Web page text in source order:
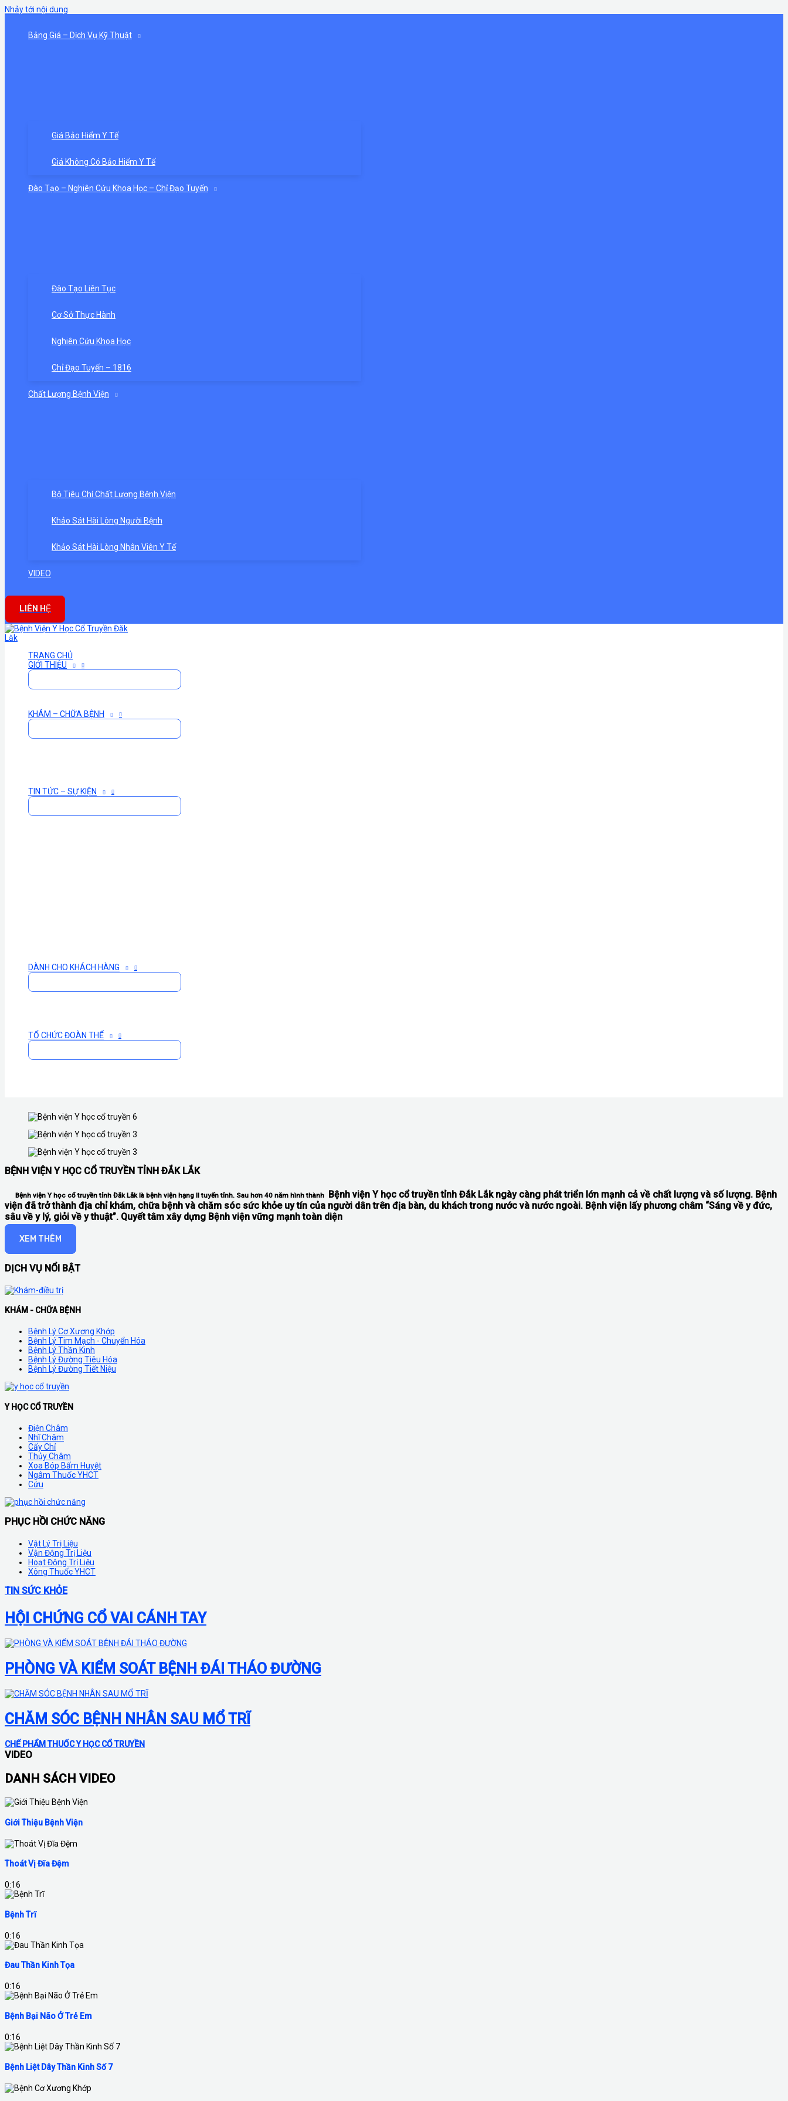
Nhảy tới nội dung
Bảng Giá – Dịch Vụ Kỹ Thuật
Giá Bảo Hiểm Y Tế
Giá Không Có Bảo Hiểm Y Tế
Đào Tạo – Nghiên Cứu Khoa Học – Chỉ Đạo Tuyến
Đào Tạo Liên Tục
Cơ Sở Thực Hành
Nghiên Cứu Khoa Học
Chỉ Đạo Tuyến – 1816
Chất Lượng Bệnh Viện
Bộ Tiêu Chí Chất Lượng Bệnh Viện
Khảo Sát Hài Lòng Người Bệnh
Khảo Sát Hài Lòng Nhân Viên Y Tế
VIDEO
LIÊN HỆ
TRANG CHỦ
GIỚI THIỆU
KHÁM – CHỮA BỆNH
TIN TỨC – SỰ KIỆN
DÀNH CHO KHÁCH HÀNG
TỔ CHỨC ĐOÀN THỂ
BỆNH VIỆN Y HỌC CỔ TRUYỀN TỈNH ĐẮK LẮK
Bệnh viện Y học cổ truyền tỉnh Đắk Lắk là bệnh viện hạng II tuyến tỉnh. Sau hơn 40 năm hình thành Bệnh viện Y học cổ truyền tỉnh Đắk Lắkngày càng phát triển lớn mạnh cả về chất lượng và số lượng. Bệnh
viện đã trở thành địa chỉ khám, chữa bệnh và chăm sóc sức khỏe uy tín của người dân trên địa bàn, du khách trong nước và nước ngoài. Bệnh viện lấy phương châm “Sáng về y đức,
sâu về y lý, giỏi về y thuật”. Quyết tâm xây dựng Bệnh viện vững mạnh toàn diện
XEM THÊM
DỊCH VỤ NỔI BẬT
KHÁM - CHỮA BỆNH
Bệnh Lý Cơ Xương Khớp
Bệnh Lý Tim Mạch - Chuyển Hóa
Bệnh Lý Thần Kinh
Bệnh Lý Đường Tiêu Hóa
Bệnh Lý Đường Tiết Niệu
Y HỌC CỔ TRUYỀN
Điện Châm
Nhĩ Châm
Cấy Chỉ
Thủy Châm
Xoa Bóp Bấm Huyệt
Ngâm Thuốc YHCT
Cứu
PHỤC HỒI CHỨC NĂNG
Vật Lý Trị Liệu
Vận Động Trị Liệu
Hoạt Động Trị Liệu
Xông Thuốc YHCT
TIN SỨC KHỎE
HỘI CHỨNG CỔ VAI CÁNH TAY
PHÒNG VÀ KIỂM SOÁT BỆNH ĐÁI THÁO ĐƯỜNG
CHĂM SÓC BỆNH NHÂN SAU MỔ TRĨ
CHẾ PHẨM THUỐC Y HỌC CỔ TRUYỀN
VIDEO
DANH SÁCH VIDEO
Giới Thiệu Bệnh Viện
Thoát Vị Đĩa Đệm
0:16
Bệnh Trĩ
0:16
Đau Thần Kinh Tọa
0:16
Bệnh Bại Não Ở Trẻ Em
0:16
Bệnh Liệt Dây Thần Kinh Số 7